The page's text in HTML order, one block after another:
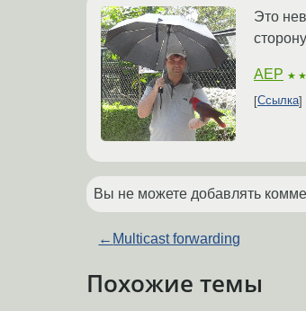
Это
AEP
Ссылка
Вы не можете добавлять
← Multicast forwarding
Похожие темы